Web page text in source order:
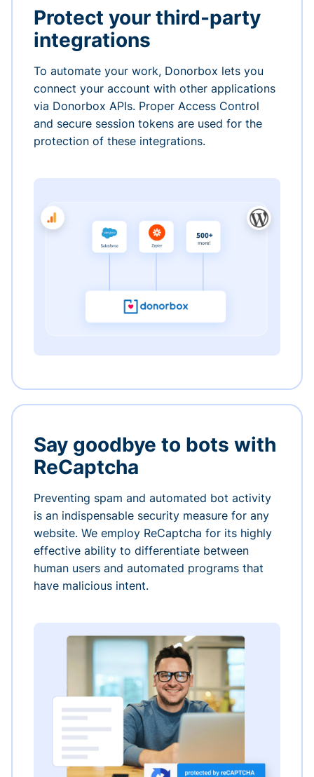
Protect your third-party
integrations
To automate your work, Donorbox lets you
connect your account with other applications
via Donorbox APIs. Proper Access Control
and secure session tokens are used for the
protection of these integrations.
Say goodbye to bots with
ReCaptcha
Preventing spam and automated bot activity
is an indispensable security measure for any
website. We employ ReCaptcha for its highly
effective ability to differentiate between
human users and automated programs that
have malicious intent.